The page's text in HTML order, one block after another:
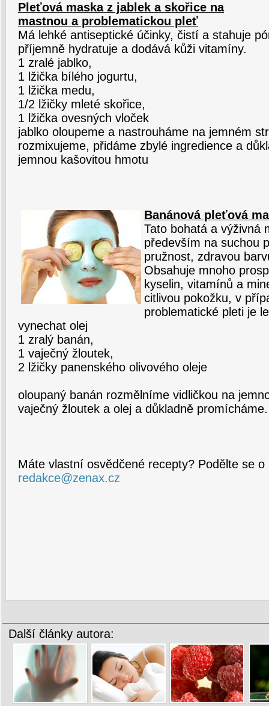
Pleťová maska z jablek a skořice na
mastnou a problematickou pleť
Má lehké antiseptické účinky, čistí a stahuje
příjemně hydratuje a dodává kůži vitamíny.
1 zralé jablko,
1 lžička bílého jogurtu,
1 lžička medu,
1/2 lžičky mleté skořice,
1 lžička ovesných vloček
jablko oloupeme a nastrouháme na jemném
rozmixujeme, přidáme zbylé ingredience a
jemnou kašovitou hmotu
Banánová pleťová
Tato bohatá a výživná
především na suchou
pružnost, zdravou
Obsahuje mnoho
kyselin, vitamínů a
citlivou pokožku, v
problematické pleti je
vynechat olej
1 zralý banán,
1 vaječný žloutek,
2 lžičky panenského olivového oleje
oloupaný banán rozmělníme vidličkou na
vaječný žloutek a olej a důkladně promícháme.
Máte vlastní osvědčené recepty? Podělte se o
redakce@zenax.cz
Další články autora: